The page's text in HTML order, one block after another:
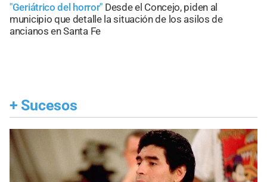
"Geriátrico del horror" Desde el Concejo, piden al
municipio que detalle la situación de los asilos de
ancianos en Santa Fe
+ Sucesos